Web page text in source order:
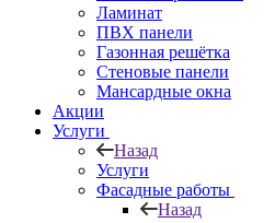
Ламинат
ПВХ панели
Газонная решётка
Стеновые панели
Мансардные окна
Акции
Услуги
Назад
Услуги
Фасадные работы
Назад